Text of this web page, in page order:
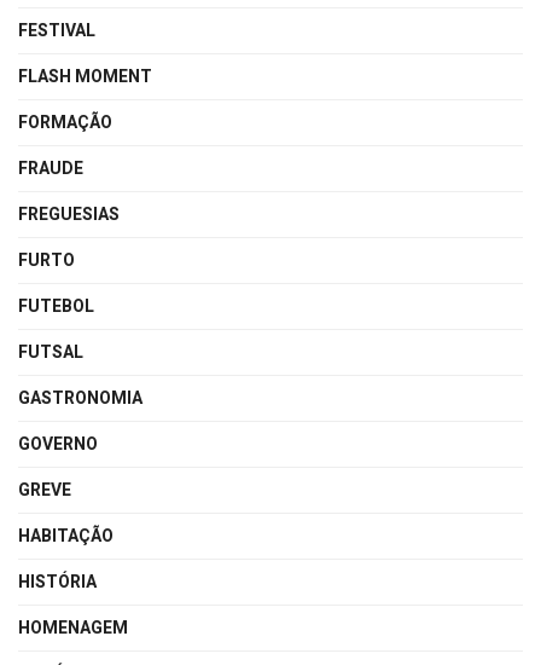
FESTIVAL
FLASH MOMENT
FORMAÇÃO
FRAUDE
FREGUESIAS
FURTO
FUTEBOL
FUTSAL
GASTRONOMIA
GOVERNO
GREVE
HABITAÇÃO
HISTÓRIA
HOMENAGEM